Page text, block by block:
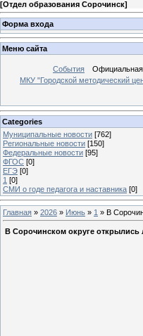
[Отдел образования Сорочинск]
Форма входа
Меню сайта
События
МКУ "Городской методический
Categories
Муниципальные новости [762]
Региональные новости [150]
Федеральные новости [95]
ФГОС [0]
ЕГЭ [0]
1 [0]
СМИ о годе педагога и наставника [0]
Главная » 2026 » Июнь » 1 » В
В Сорочинском округе